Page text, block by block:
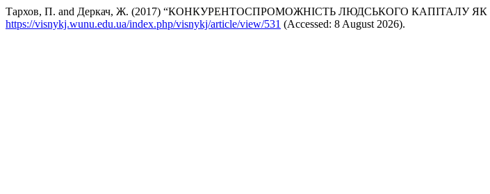
Тархов, П. and Деркач, Ж. (2017) “КОНКУРЕНТОСПРОМОЖНІСТЬ ЛЮДСЬКОГО КАПІТАЛУ
https://visnykj.wunu.edu.ua/index.php/visnykj/article/view/531 (Accessed: 8 August 2026).